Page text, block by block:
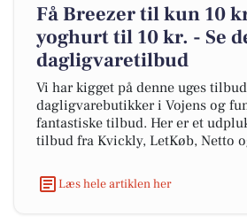
Få Breezer til kun 10
yoghurt til 10 kr. - Se
dagligvaretilbud
Vi har kigget på denne uges
dagligvarebutikker i Vojens og
fantastiske tilbud. Her er et
tilbud fra Kvickly, LetKøb, Netto
Læs hele artiklen her